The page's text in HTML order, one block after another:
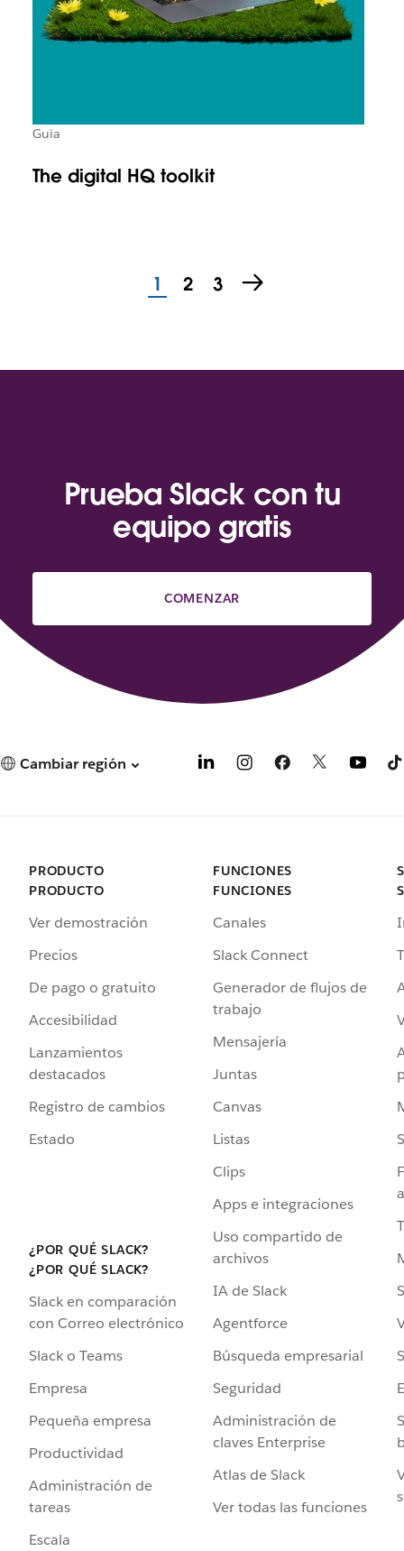
Guía
The digital HQ toolkit
1 2 3
Prueba Slack con tu
equipo gratis
COMENZAR
Cambiar región
PRODUCTO
PRODUCTO
Ver demostración
Precios
De pago o gratuito
Accesibilidad
Lanzamientos
destacados
Registro de cambios
Estado
¿POR QUÉ SLACK?
¿POR QUÉ SLACK?
Slack en comparación
con Correo electrónico
Slack o Teams
Empresa
Pequeña empresa
Productividad
Administración de
tareas
Escala
FUNCIONES
FUNCIONES
Canales
Slack Connect
Generador de flujos de
trabajo
Mensajería
Juntas
Canvas
Listas
Clips
Apps e integraciones
Uso compartido de
archivos
IA de Slack
Agentforce
Búsqueda empresarial
Seguridad
Administración de
claves Enterprise
Atlas de Slack
Ver todas las funciones